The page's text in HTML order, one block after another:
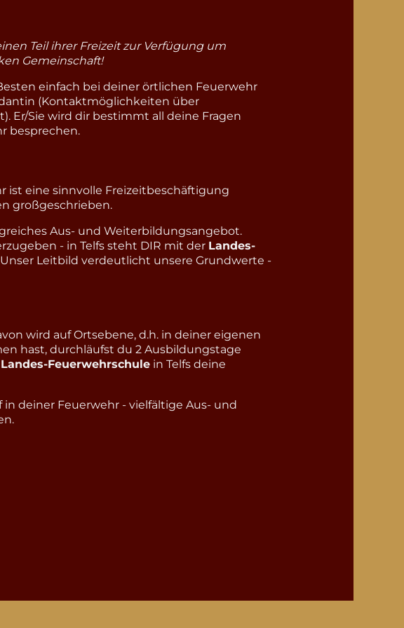
Teil ihrer Freizeit zur Verfügung um
Gemeinschaft!
einfach bei deiner örtlichen Feuerwehr
(Kontaktmöglichkeiten über
Er/Sie wird dir bestimmt all deine Fragen
besprechen.
ist eine sinnvolle Freizeitbeschäftigung
großgeschrieben.
Aus- und Weiterbildungsangebot.
- in Telfs steht DIR mit der Landes-
Leitbild verdeutlicht unsere Grundwerte -
wird auf Ortsebene, d.h. in deiner eigenen
hast, durchläufst du 2 Ausbildungstage
Landes-Feuerwehrschule in Telfs deine
deiner Feuerwehr - vielfältige Aus- und